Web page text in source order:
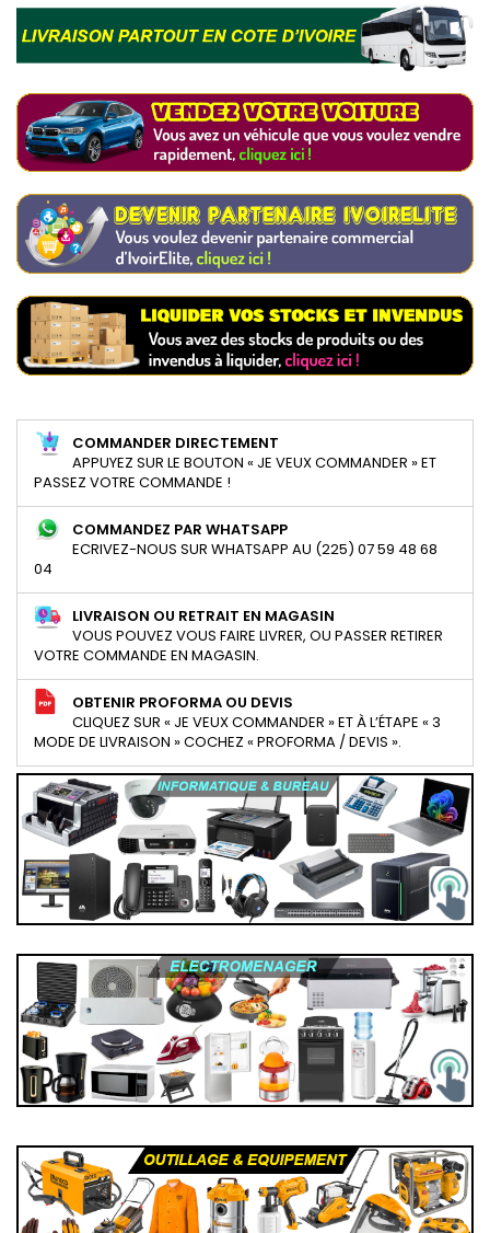
COMMANDER DIRECTEMENT
APPUYEZ SUR LE BOUTON « JE VEUX COMMANDER » ET
PASSEZ VOTRE COMMANDE !
COMMANDEZ PAR WHATSAPP
ECRIVEZ-NOUS SUR WHATSAPP AU (225) 07 59 48 68
04
LIVRAISON OU RETRAIT EN MAGASIN
VOUS POUVEZ VOUS FAIRE LIVRER, OU PASSER RETIRER
VOTRE COMMANDE EN MAGASIN.
OBTENIR PROFORMA OU DEVIS
CLIQUEZ SUR « JE VEUX COMMANDER » ET À L’ÉTAPE « 3
MODE DE LIVRAISON » COCHEZ « PROFORMA / DEVIS ».